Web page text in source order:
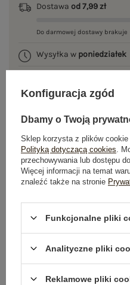
Dostawa od 7,99 zł
Do darmowej dostawy brakuje
Wysyłka w poniedziałek
GŁÓWNE PARAMETRY
WYSYŁKA I DOSTAWA
ZWROTY I REKLAMACJE
Konfiguracja zgód
Dbamy o Twoją
Sklep korzysta z plików cookie
Polityką dotyczącą cookies .
przechowywania lub dostępu
Więcej informacji na temat
znaleźć także na stronie
Funkcjonalne pliki
Analityczne pliki
Reklamowe pliki